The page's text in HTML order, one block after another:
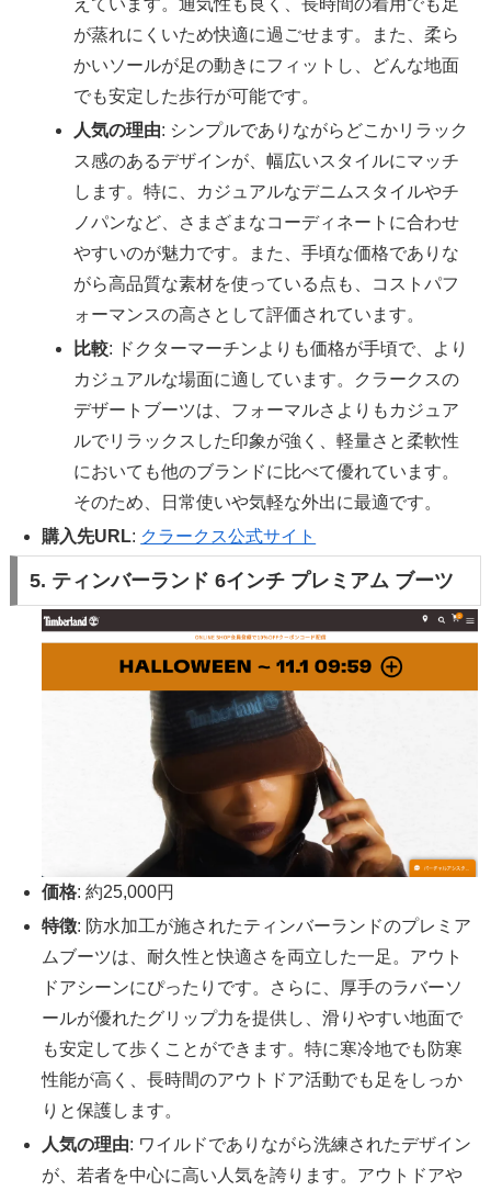
が蒸れにくいため快適に過ごせます。また、柔ら
かいソールが足の動きにフィットし、どんな地面
でも安定した歩行が可能です。
人気の理由: シンプルでありながらどこかリラック
ス感のあるデザインが、幅広いスタイルにマッチ
します。特に、カジュアルなデニムスタイルやチ
ノパンなど、さまざまなコーディネートに合わせ
やすいのが魅力です。また、手頃な価格でありな
がら高品質な素材を使っている点も、コストパフ
ォーマンスの高さとして評価されています。
比較: ドクターマーチンよりも価格が手頃で、より
カジュアルな場面に適しています。クラークスの
デザートブーツは、フォーマルさよりもカジュア
ルでリラックスした印象が強く、軽量さと柔軟性
においても他のブランドに比べて優れています。
そのため、日常使いや気軽な外出に最適です。
購入先URL: クラークス公式サイト
5. ティンバーランド 6インチ プレミアム ブーツ
価格: 約25,000円
特徴: 防水加工が施されたティンバーランドのプレミア
ムブーツは、耐久性と快適さを両立した一足。アウト
ドアシーンにぴったりです。さらに、厚手のラバーソ
ールが優れたグリップ力を提供し、滑りやすい地面で
も安定して歩くことができます。特に寒冷地でも防寒
性能が高く、長時間のアウトドア活動でも足をしっか
りと保護します。
人気の理由: ワイルドでありながら洗練されたデザイン
が、若者を中心に高い人気を誇ります。アウトドアや